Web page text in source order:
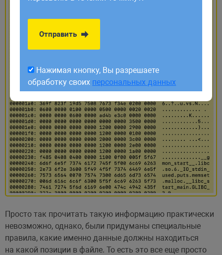
Просто так прочитать такую информацию практически
невозможно, однако, были придуманы специальные
правила, какие именно данные должны находиться
на какой позиции в файле. То есть это все еще просто
обработку своихперсональных данных
Отправить
Нажимая кнопку, Вы разрешаете
обработку своих персональных данных